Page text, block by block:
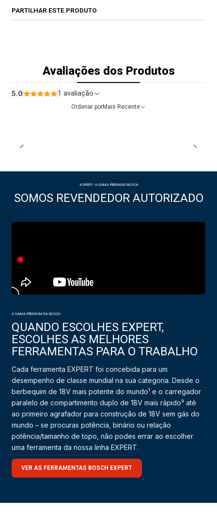
PARTILHAR ESTE PRODUTO
Avaliações dos Produtos
5.0 1 avaliação
Ordenar porMais Recente
-EXPERT- A GAMA PREMIUM BOSCH
SOMOS REVENDEDOR AUTORIZADO
A GAMA PREMIUM DA BOSCH
QUANDO ESCOLHES EXPERT,
ESCOLHES AS MELHORES
FERRAMENTAS PARA O TRABALHO
Cada ferramenta EXPERT foi concebida para um
desempenho de classe mundial na sua categoria. Desde o
berbequim de 18V mais potente do mundo¹ e o carregador
paralelo de compartimento duplo de 18V mais rápido³ até
ao primeiro agrafador para construção de 18V sem gás do
mundo – se procuras potência, binário ou relação
potência/tamanho de topo, não podes errar ao escolher
uma ferramenta da nossa linha EXPERT.
VER AS FERRAMENTAS BOSCH EXPERT